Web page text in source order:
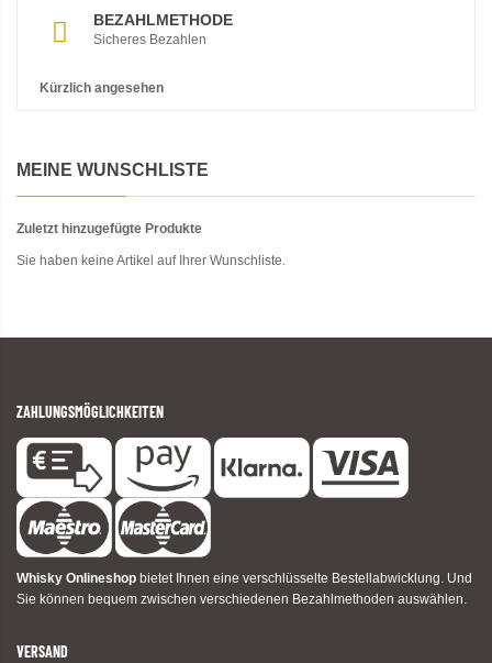
BEZAHLMETHODE
Sicheres Bezahlen
Kürzlich angesehen
MEINE WUNSCHLISTE
Zuletzt hinzugefügte Produkte
Sie haben keine Artikel auf Ihrer Wunschliste.
ZAHLUNGSMÖGLICHKEITEN
Whisky Onlineshop bietet Ihnen eine verschlüsselte Bestellabwicklung. Und
Sie können bequem zwischen verschiedenen Bezahlmethoden auswählen.
VERSAND